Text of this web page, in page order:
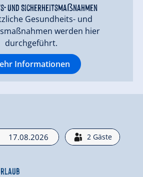
und Sicherheitsmaßnahmen
Gesundheits- und
werden hier
durchgeführt.
Informationen
2 Gäste